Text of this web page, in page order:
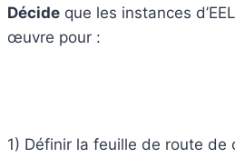
Décide que les instances
œuvre pour :
1) Définir la feuille de route de